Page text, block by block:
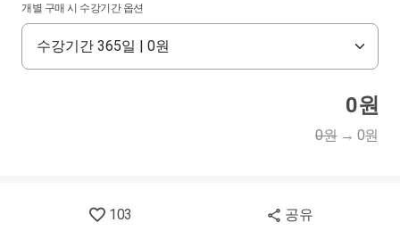
개별 구매 시 수강기간 옵션
0원
0원→ 0원
103 공유